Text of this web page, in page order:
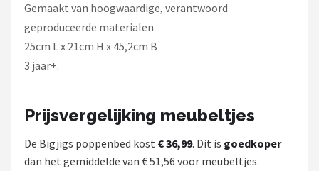
Gemaakt van hoogwaardige, verantwoord
geproduceerde materialen
25cm L x 21cm H x 45,2cm B
3 jaar+.
Prijsvergelijking meubeltjes
De Bigjigs poppenbed kost € 36,99. Dit is goedkoper
dan het gemiddelde van € 51,56 voor meubeltjes.